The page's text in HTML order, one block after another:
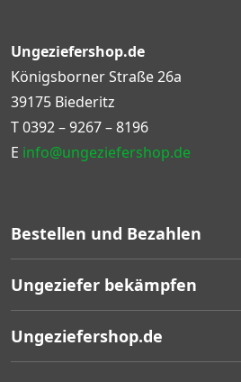
Bestellen und Bezahlen
Bestellen
Lieferung
Ungeziefer bekämpfen
Entscheidungshilfe
Ungeziefershop.de
Ungeziefershop.de
Königsborner Straße 26a
39175 Biederitz
T0392 – 9267 – 8196
E info@ungeziefershop.de